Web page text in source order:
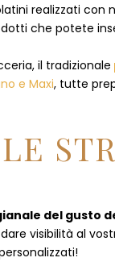
realizzati con
che potete
il tradizionale
e Maxi, tutte
del gusto
visibilità al